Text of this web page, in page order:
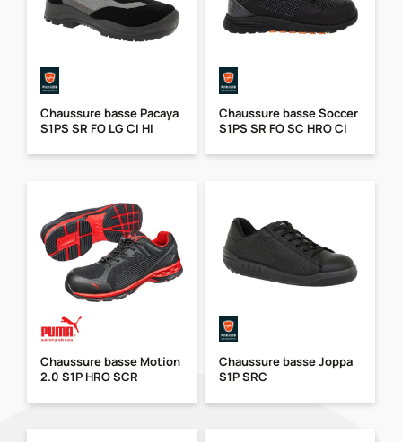
Chaussure basse Pacaya
S1PS SR FO LG CI HI
Chaussure basse Soccer
S1PS SR FO SC HRO CI
Chaussure basse Motion
2.0 S1P HRO SCR
Chaussure basse Joppa
S1P SRC